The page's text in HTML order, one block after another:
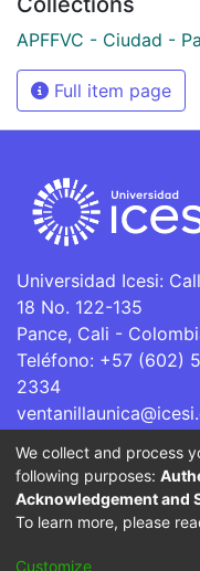
APFFVC - Ciudad -
Full item page
Universidad Icesi:
18 No. 122-135
Pance, Cali -
Teléfono: +57 (602)
2334
La Universidad
Superior que se
por parte del
Cookie
We collect and process
following purposes:
Acknowledgement and
To learn more, please
Customize